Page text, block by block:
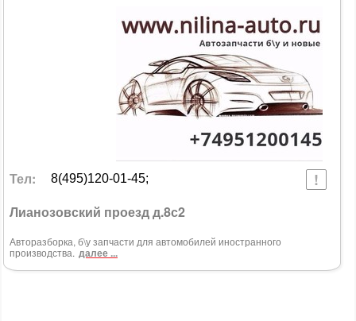
Тел: 8(495)120-01-45;
Лианозовский проезд д.8с2
Авторазборка, б\у запчасти для автомобилей иностранного
производства. далее ...